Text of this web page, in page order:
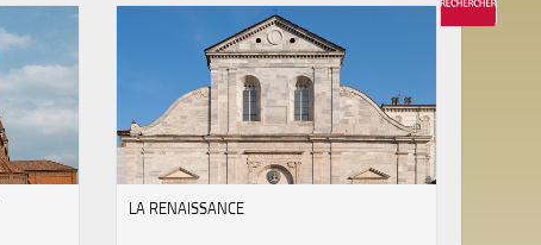
LA RENAISSANCE